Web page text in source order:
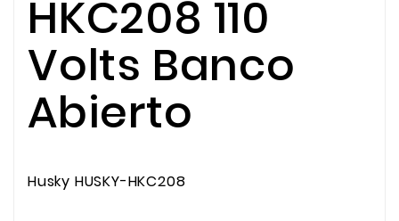
HKC208 110
Volts Banco
Abierto
Husky HUSKY-HKC208